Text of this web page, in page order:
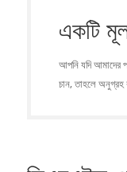
একটি
আপনি যদি আমাদের
চান, তাহলে অনুগ্রহ